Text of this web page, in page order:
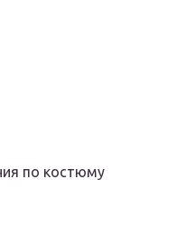
по костюму